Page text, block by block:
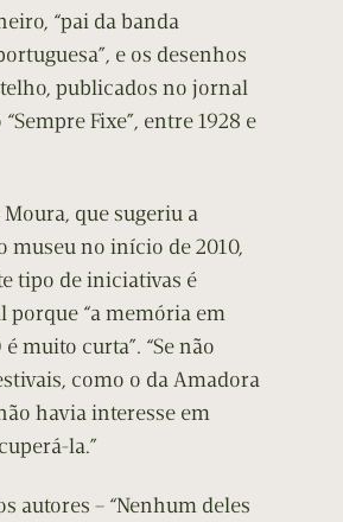
“pai da banda
e os desenhos
publicados no jornal
Fixe”, entre 1928 e
que sugeriu a
museu no início de 2010,
tipo de iniciativas é
porque “a memória em
muito curta”. “Se não
como o da Amadora
havia interesse em
la.”
autores – “Nenhum deles